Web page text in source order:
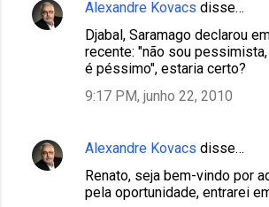
Alexandre Kovacs disse…
Djabal, Saramago declarou
recente: "não sou
é péssimo", estaria certo?
9:17 PM, junho 22, 2010
Alexandre Kovacs disse…
Renato, seja bem-vindo por
pela oportunidade, entrarei